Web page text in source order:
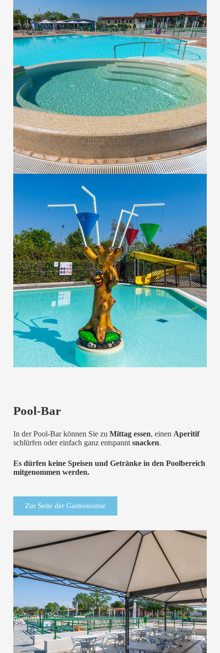
Pool-Bar
In der Pool-Bar können Sie zu Mittag essen, einen Aperitif
schlürfen oder einfach ganz entspanntsnacken.
Es dürfen keine Speisen und Getränke in den Poolbereich
mitgenommen werden.
Zur Seite der Gastronomie